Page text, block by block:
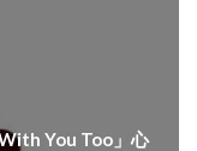
You Too」心